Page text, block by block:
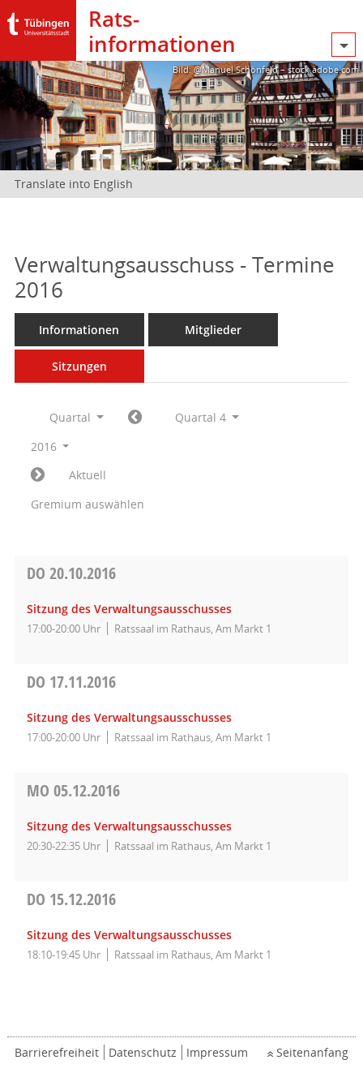
Rats­
informationen
Bild: @Manuel Schönfeld – stock.adobe.com
Translate into English
Verwaltungsausschuss - Termine
2016
Informationen Mitglieder
Sitzungen
Quartal
Quartal 4
2016
Aktuell
Gremium auswählen
DO 20.10.2016
Sitzung des Verwaltungsausschusses
17:00-20:00 Uhr Ratssaal im Rathaus, Am Markt 1
DO 17.11.2016
Sitzung des Verwaltungsausschusses
17:00-20:00 Uhr Ratssaal im Rathaus, Am Markt 1
MO 05.12.2016
Sitzung des Verwaltungsausschusses
20:30-22:35 Uhr Ratssaal im Rathaus, Am Markt 1
DO 15.12.2016
Sitzung des Verwaltungsausschusses
18:10-19:45 Uhr Ratssaal im Rathaus, Am Markt 1
Barrierefreiheit Datenschutz Impressum Seitenanfang